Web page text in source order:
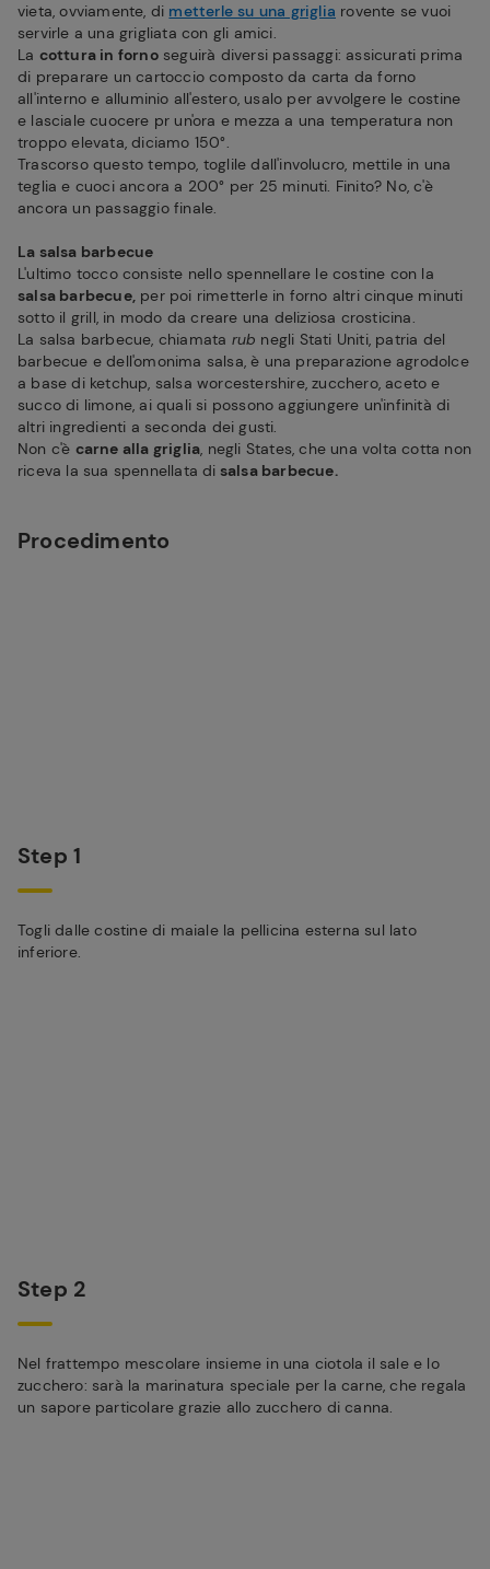
vieta, ovviamente, di metterle su una griglia rovente se vuoi
servirle a una grigliata con gli amici.
La cottura in fornoseguirà diversi passaggi: assicurati prima
di preparare un cartoccio composto da carta da forno
all'interno e alluminio all'estero, usalo per avvolgere le costine
e lasciale cuocere pr un'ora e mezza a una temperatura non
troppo elevata, diciamo 150°.
Trascorso questo tempo, toglile dall'involucro, mettile in una
teglia e cuoci ancora a 200° per 25 minuti. Finito? No, c'è
ancora un passaggio finale.
La salsa barbecue
L'ultimo tocco consiste nello spennellare le costine con la
salsa barbecue, per poi rimetterle in forno altri cinque minuti
sotto il grill, in modo da creare una deliziosa crosticina.
La salsa barbecue, chiamata rub negli Stati Uniti, patria del
barbecue e dell'omonima salsa, è una preparazione agrodolce
a base di ketchup, salsa worcestershire, zucchero, aceto e
succo di limone, ai quali si possono aggiungere un'infinità di
altri ingredienti a seconda dei gusti.
Non c'è carne alla griglia, negli States, che una volta cotta non
riceva la sua spennellata di salsa barbecue.
Procedimento
Step 1
Togli dalle costine di maiale la pellicina esterna sul lato
inferiore.
Step 2
Nel frattempo mescolare insieme in una ciotola il sale e lo
zucchero: sarà la marinatura speciale per la carne, che regala
un sapore particolare grazie allo zucchero di canna.